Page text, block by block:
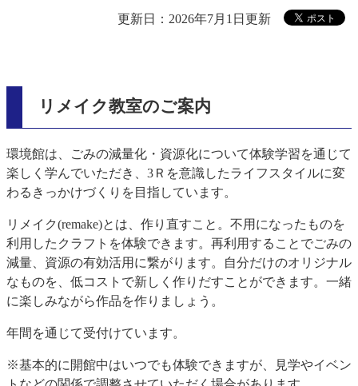
更新日：2026年7月1日更新
リメイク教室のご案内
環境館は、ごみの減量化・資源化について体験学習を通じて
楽しく学んでいただき、3Ｒを意識したライフスタイルに変
わるきっかけづくりを目指しています。
リメイク(remake)とは、作り直すこと。不用になったものを
利用したクラフトを体験できます。再利用することでごみの
減量、資源の有効活用に繋がります。自分だけのオリジナル
なものを、低コストで新しく作りだすことができます。一緒
に楽しみながら作品を作りましょう。
年間を通じて受付けています。
※基本的に開館中はいつでも体験できますが、見学やイベン